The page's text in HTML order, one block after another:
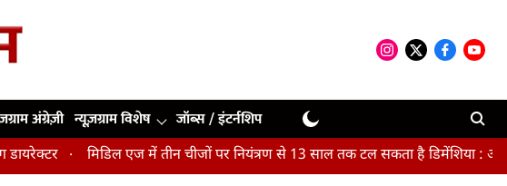
अंग्रेज़ी न्यूज़ग्राम विशेष जॉब्स / इंटर्नशिप
मिडिल एज में तीन चीजों पर नियंत्रण से 13 साल तक टल सकता है डिमेंशिया : अध्ययन मैच